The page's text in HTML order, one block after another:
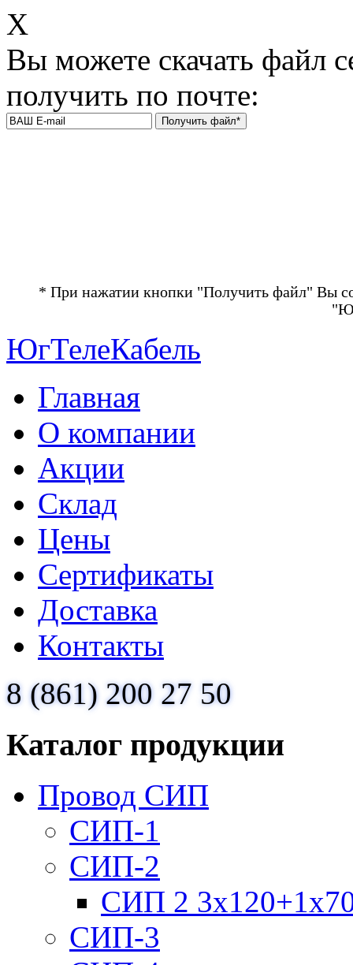
Х
Вы можете скачать файл
получить по почте:
* При нажатии кнопки "Получить файл" Вы
ЮгТелеКабель
Главная
О компании
Акции
Склад
Цены
Сертификаты
Доставка
Контакты
8 (861) 200 27 50
Каталог продукции
Провод СИП
СИП-1
СИП-2
СИП 2
СИП-3